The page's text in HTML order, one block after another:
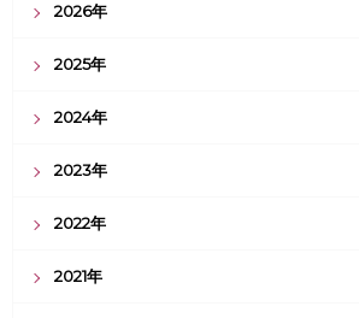
2026年
2025年
2024年
2023年
2022年
2021年